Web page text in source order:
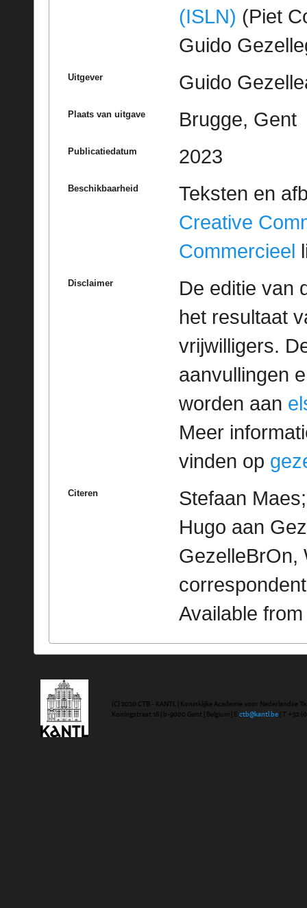
(ISLN) (Piet
Guido
Uitgever Guido
Plaats van uitgave Brugge, Gent
Publicatiedatum 2023
Beschikbaarheid
Teksten en
Creative
Commercieel
Disclaimer
De editie van
het resultaat
vrijwilligers.
aanvullingen
worden aan
Meer
vinden op
Citeren
Stefaan
Hugo aan
GezelleBrOn,
Available
(C) 2020 CTB - KANTL | Koninklijke Academie voor Nederlandse
Koningstraat 18 | b-9000 Gent | Belgium | E ctb@kantl.be | T +32